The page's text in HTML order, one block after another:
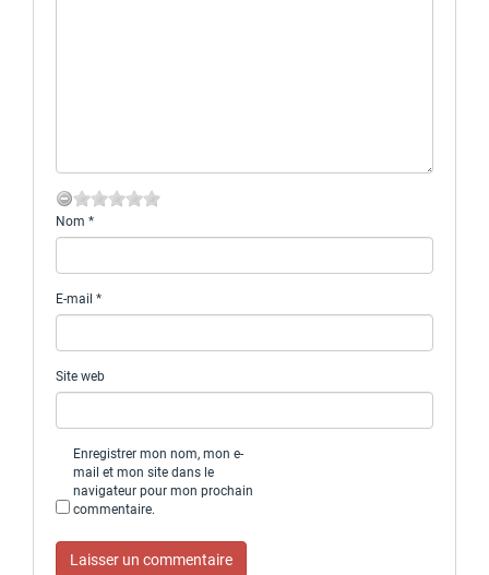
Nom *
E-mail *
Site web
Enregistrer mon nom, mon e-
mail et mon site dans le
navigateur pour mon prochain
commentaire.